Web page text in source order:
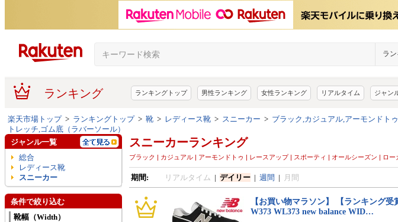
ラ
ランキング ランキングトップ 男性ランキング 女性ランキング リアルタイム ジャン
楽天市場トップ> ランキングトップ> 靴 > レディース靴 > スニーカー > ブラック,カジュアル,アーモンドト
トレッチ,ゴム底（ラバーソール）
スニーカーランキング
ブラック | カジュアル | アーモンドトゥ | レースアップ | スポーティ | オールシーズン | ロー
期間: リアルタイム | デイリー| 週間 | 月間
【お買い物マラソン】 【ランキング
W373 WL373 new balance WID…
ジャンル一覧
総合
レディース靴
スニーカー
条件で絞り込む
靴幅（Width）